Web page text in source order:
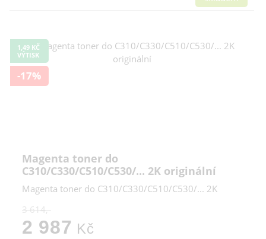
1,49 KČ
VÝTISK
-17%
Magenta toner do
C310/C330/C510/C530/... 2K originální
Magenta toner do C310/C330/C510/C530/... 2K
3 614,-
2 987 Kč